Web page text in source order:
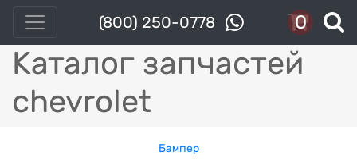
(800) 250-0778 0
Каталог запчастей
chevrolet
Бампер